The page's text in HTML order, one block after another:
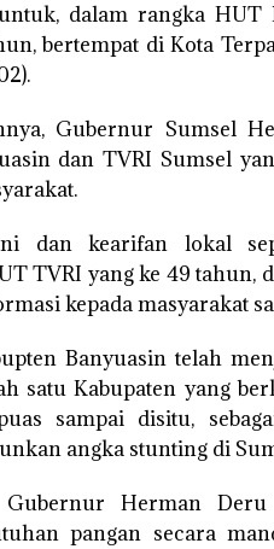
dalam rangka
bertempat di Kota
Gubernur Sumsel
dan TVRI Sumsel
dan kearifan lokal
TVRI yang ke 49 tahun,
kepada masyarakat
Banyuasin telah
satu Kabupaten yang
sampai disitu,
angka stunting di
Herman Deru
pangan secara